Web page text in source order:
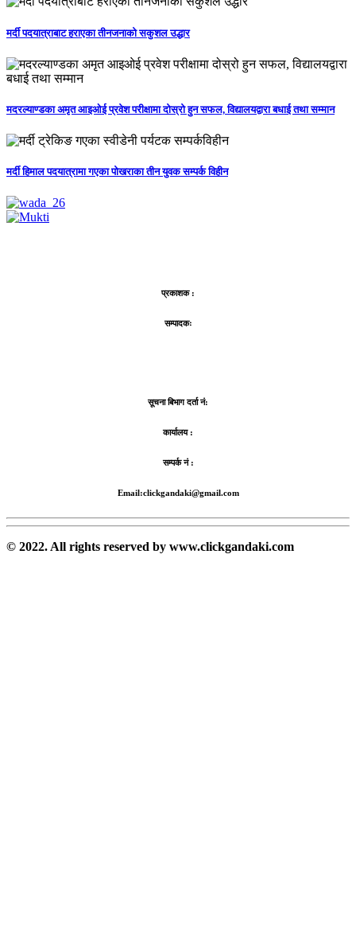
मर्दी पदयात्राबाट हराएका तीनजनाको सकुशल उद्धार
मदरल्याण्डका अमृत आइओई प्रवेश परीक्षामा दोस्रो हुन सफल, विद्यालयद्वारा बधाई तथा सम्मान
मर्दी हिमाल पदयात्रामा गएका पोखराका तीन युवक सम्पर्क विहीन
प्रकाशक :
सम्पादकः
सूचना बिभाग दर्ता नं:
कार्यालय :
सम्पर्क नं :
Email:clickgandaki@gmail.com
© 2022. All rights reserved by www.clickgandaki.com